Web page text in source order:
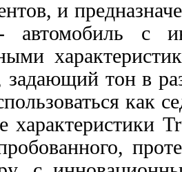
и
с
задающий тон в
как
характеристики